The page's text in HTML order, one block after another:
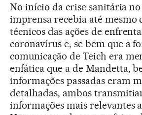
No início da crise sanitária
imprensa recebia até mesmo
técnicos das ações de
coronavírus e, se bem que a
comunicação de Teich era
enfática que a de Mandetta,
informações passadas eram
detalhadas, ambos
informações mais relevantes